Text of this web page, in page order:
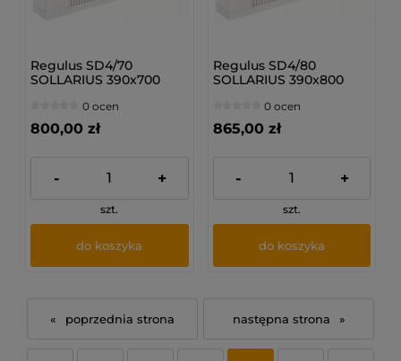
Regulus SD4/70
SOLLARIUS 390x700
dolnozasilany
0 ocen
800,00 zł
- +
szt.
do koszyka
Regulus SD4/80
SOLLARIUS 390x800
dolnozasilany
0 ocen
865,00 zł
- +
szt.
do koszyka
« »